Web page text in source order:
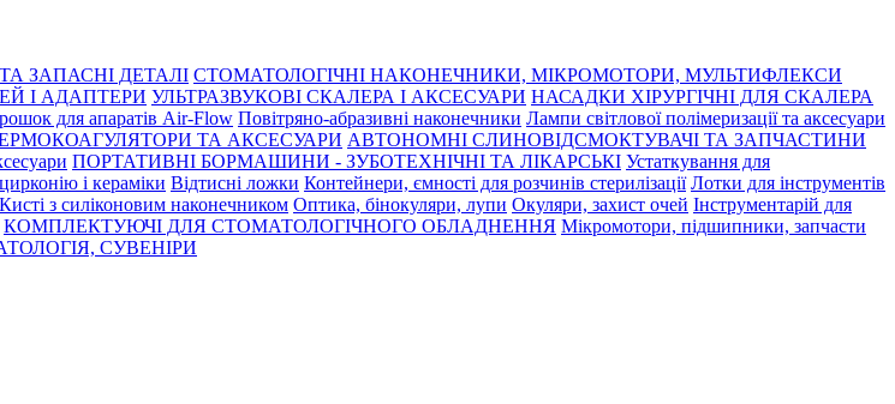
ЗАПАСНІ ДЕТАЛІ СТОМАТОЛОГІЧНІ НАКОНЕЧНИКИ, МІКРОМОТОРИ, МУЛЬТИФЛЕКСИ
І АДАПТЕРИ УЛЬТРАЗВУКОВІ СКАЛЕРА І АКСЕСУАРИ НАСАДКИ ХІРУРГІЧНІ ДЛЯ СКАЛЕРА
для апаратів Air-Flow Повітряно-абразивні наконечники Лампи світлової полімеризації та аксесуари
ТА АКСЕСУАРИ АВТОНОМНІ СЛИНОВІДСМОКТУВАЧІ ТА ЗАПЧАСТИНИ
ПОРТАТИВНІ БОРМАШИНИ - ЗУБОТЕХНІЧНІ ТА ЛІКАРСЬКІ Устаткування для
і кераміки Відтисні ложки Контейнери, ємності для розчинів стерилізації Лотки для інструментів
Кисті з силіконовим наконечником Оптика, бінокуляри, лупи Окуляри, захист очей Інструментарій для
КОМПЛЕКТУЮЧІ ДЛЯ СТОМАТОЛОГІЧНОГО ОБЛАДНЕННЯ Мікромотори, підшипники, запчасти
СУВЕНІРИ